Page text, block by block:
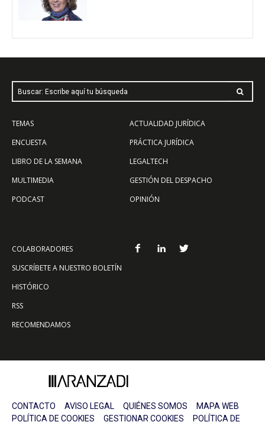
Buscar: Escribe aquí tu búsqueda
TEMAS
ENCUESTA
LIBRO DE LA SEMANA
MULTIMEDIA
PODCAST
ACTUALIDAD JURÍDICA
PRÁCTICA JURÍDICA
LEGALTECH
GESTIÓN DEL DESPACHO
OPINIÓN
COLABORADORES
SUSCRÍBETE A NUESTRO BOLETÍN
HISTÓRICO
RSS
RECOMENDAMOS
CONTACTO AVISO LEGAL QUIÉNES SOMOS
MAPA WEB
POLÍTICA DE COOKIES
GESTIONAR COOKIES POLÍTICA DE